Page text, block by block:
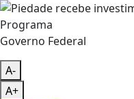
Governo Federal
A-
A+